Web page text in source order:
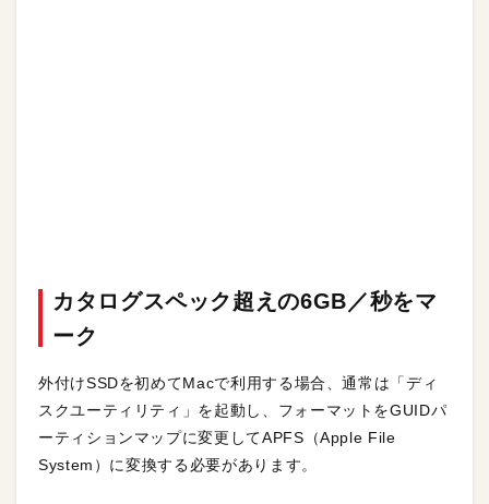
カタログスペック超えの6GB／秒をマ
ーク
外付けSSDを初めてMacで利用する場合、通常は「ディ
スクユーティリティ」を起動し、フォーマットをGUIDパ
ーティションマップに変更してAPFS（Apple File
System）に変換する必要があります。